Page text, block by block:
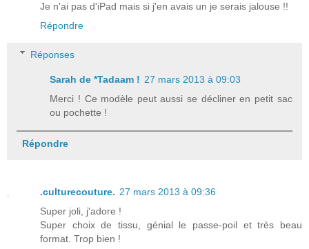
Je n'ai pas d'iPad mais si j'en avais un je serais jalouse !!
Répondre
Réponses
Sarah de *Tadaam ! 27 mars 2013 à 09:03
Merci ! Ce modèle peut aussi se décliner en petit sac
ou pochette !
Répondre
.culturecouture. 27 mars 2013 à 09:36
Super joli, j'adore !
Super choix de tissu, génial le passe-poil et très beau
format. Trop bien !